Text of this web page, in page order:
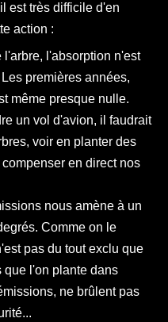
est très difficile d'en
action :
l'absorption n'est
premières années,
même presque nulle.
un vol d'avion, il faudrait
voir en planter des
en direct nos
nous amène à un
Comme on le
pas du tout exclu que
que l'on plante dans
ne brûlent pas